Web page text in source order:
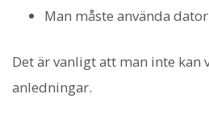
Man måste använda
Det är vanligt att man inte kan
anledningar.